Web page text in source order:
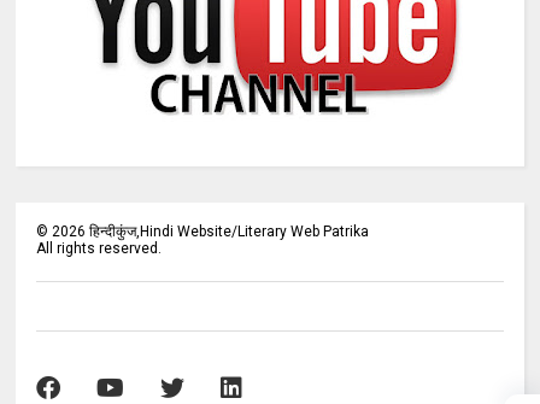
©2026 हिन्दीकुंज,Hindi Website/Literary Web Patrika
All rights reserved.